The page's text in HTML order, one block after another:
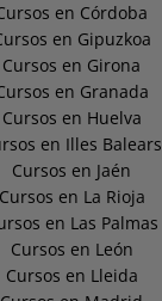
en Córdoba
en Gipuzkoa
Cursos en Girona
en Granada
Cursos en Huelva
en Illes Balears
Cursos en Jaén
Cursos en La Rioja
en Las Palmas
Cursos en León
Cursos en Lleida